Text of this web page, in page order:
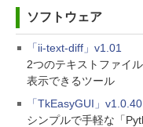
ソフトウェア
「ii-text-diff」v1.01
2つのテキストファイ
表示できるツール
「TkEasyGUI」
シンプルで手軽な「